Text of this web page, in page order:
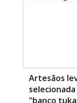
Artesãos
"banco